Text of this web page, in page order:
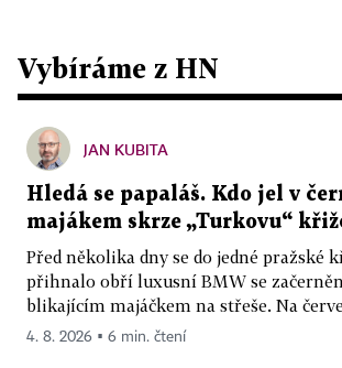
Vybíráme z HN
JAN KUBITA
Hledá se papaláš. Kdo jel v
majákem skrze „Turkovu“
Před několika dny se do jedné pražské
přihnalo obří luxusní BMW se
blikajícím majáčkem na střeše. Na
4. 8. 2026 ▪ 6 min. čtení